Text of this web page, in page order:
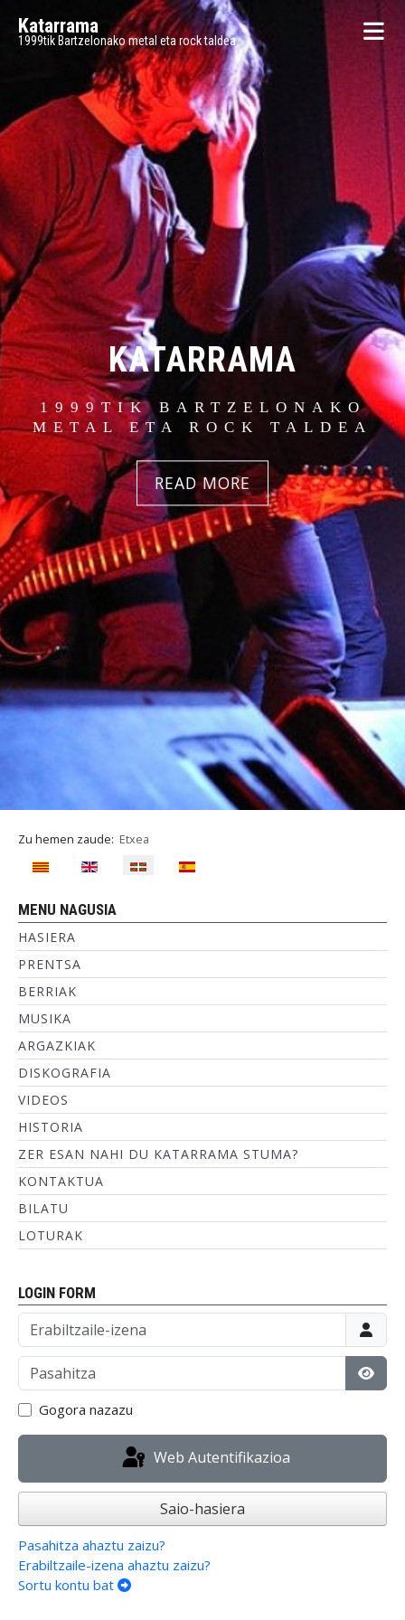
Katarrama
1999tik Bartzelonako metal eta rock taldea
KATARRAMA
1999TIK BARTZELONAKO
METAL ETA ROCK TALDEA
READ MORE
Zu hemen zaude: Etxea
Hautatu hizkuntza
MENU NAGUSIA
HASIERA
PRENTSA
BERRIAK
MUSIKA
ARGAZKIAK
DISKOGRAFIA
VIDEOS
HISTORIA
ZER ESAN NAHI DU KATARRAMA STUMA?
KONTAKTUA
BILATU
LOTURAK
LOGIN FORM
Erabiltzaile-izena
Pasahitza
Gogora nazazu
Web Autentifikazioa
Saio-hasiera
Pasahitza ahaztu zaizu?
Erabiltzaile-izena ahaztu zaizu?
Sortu kontu bat